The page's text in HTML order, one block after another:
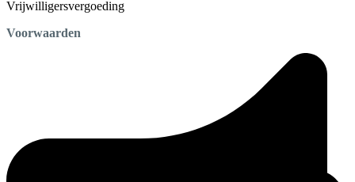
Vrijwilligersvergoeding
Voorwaarden